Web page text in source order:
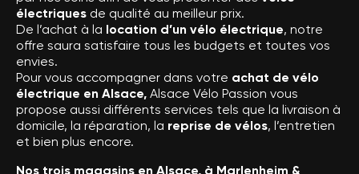
électriques de qualité au meilleur prix.
De l’achat à la location d’un vélo électrique, notre
offre saura satisfaire tous les budgets et toutes vos
envies.
Pour vous accompagner dans votre achat de vélo
électrique en Alsace, Alsace Vélo Passion vous
propose aussi différents services tels que la livraison à
domicile, la réparation, la reprise de vélos, l’entretien
et bien plus encore.
Nos trois magasins en Alsace, à Marlenheim &